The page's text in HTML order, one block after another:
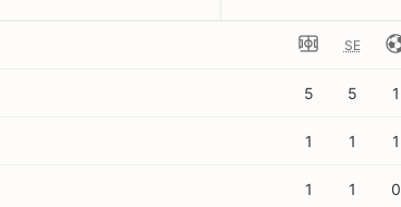
SE
5 5 1
1 1 1
1 1 0